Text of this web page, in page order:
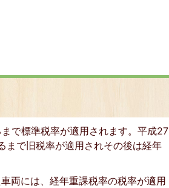
で標準税率が適用されます。平成27
まで旧税率が適用されその後は経年
両には、経年重課税率の税率が適用